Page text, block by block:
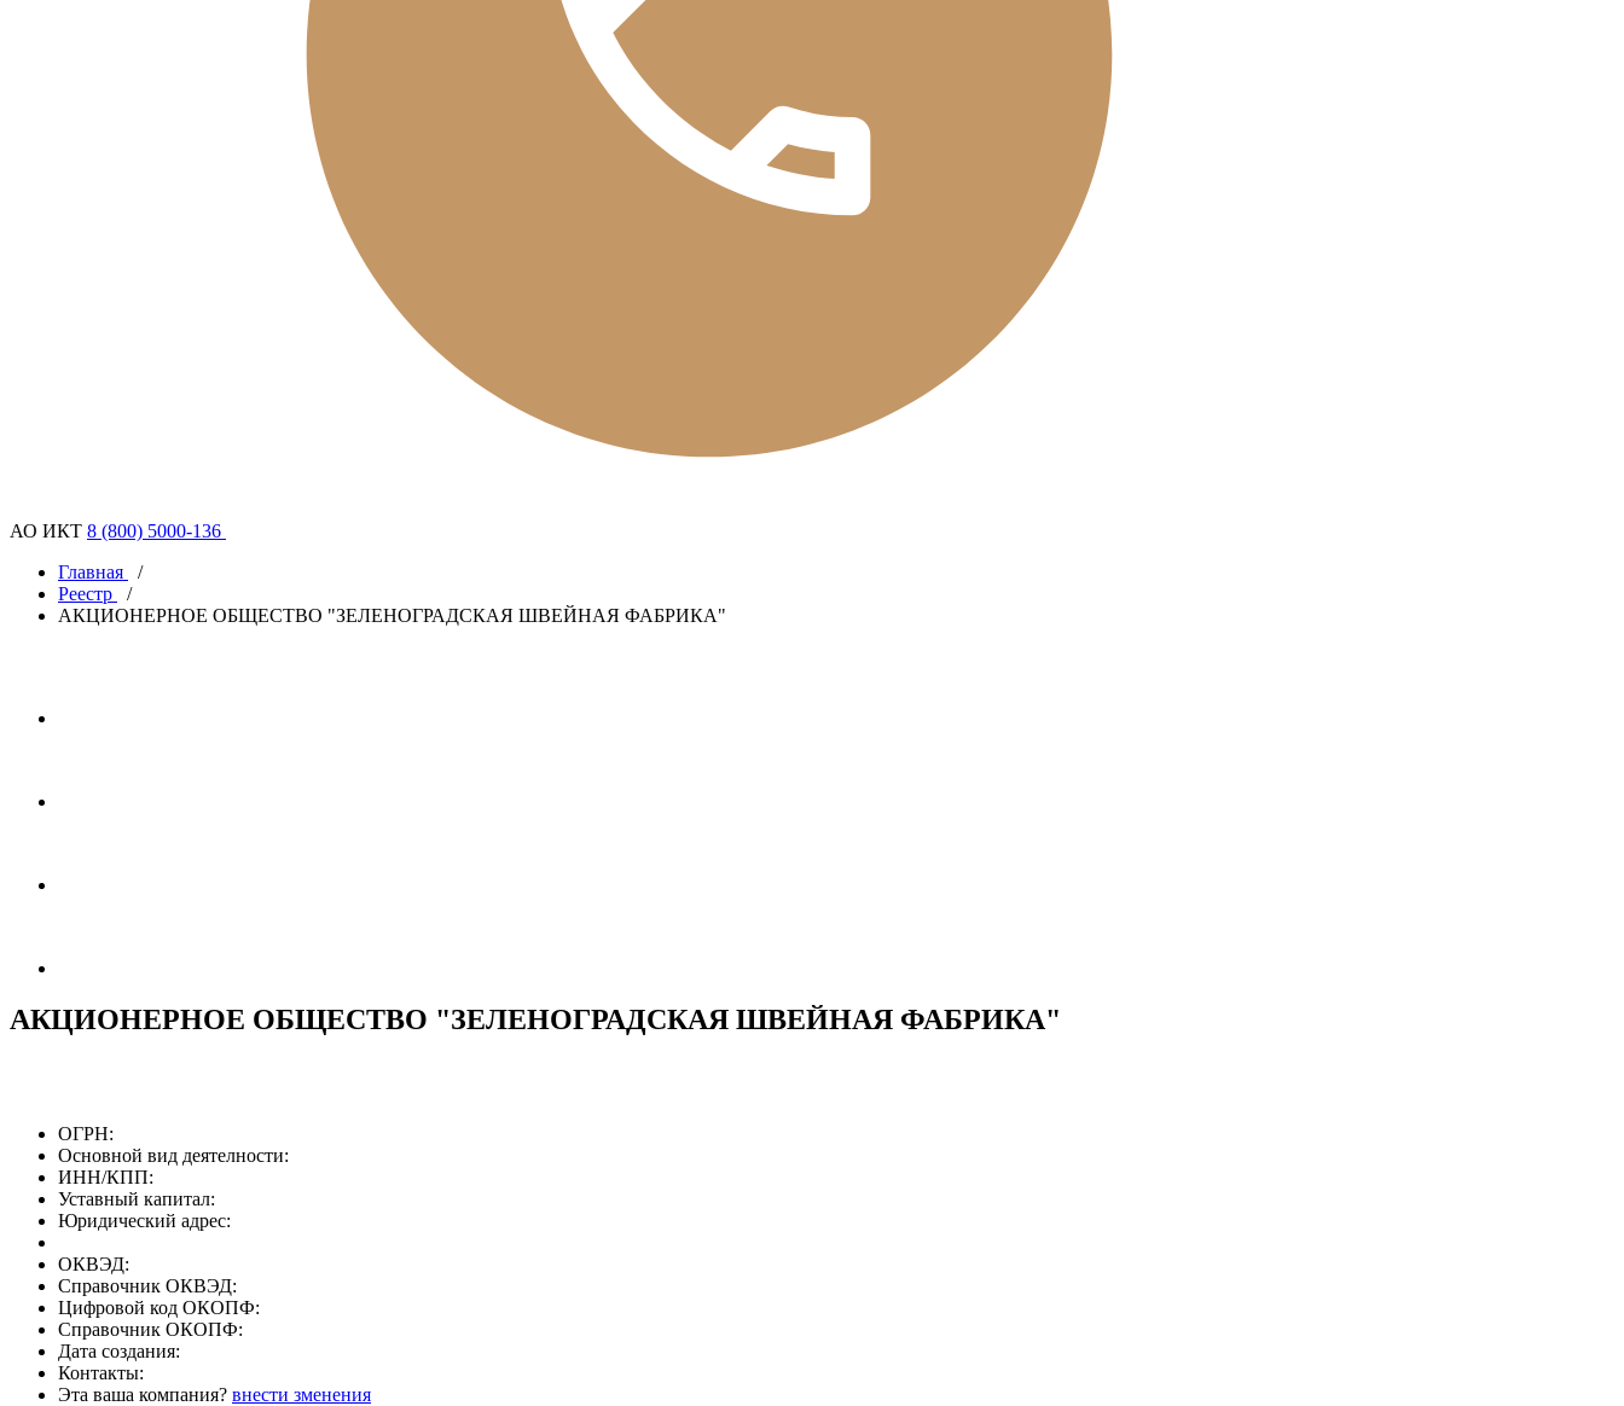
АО ИКТ 8 (800) 5000-136
Главная
/
Реестр
/
АКЦИОНЕРНОЕ ОБЩЕСТВО "ЗЕЛЕНОГРАДСКАЯ ШВЕЙНАЯ ФАБРИКА"
АКЦИОНЕРНОЕ ОБЩЕСТВО "ЗЕЛЕНОГРАДСКАЯ ШВЕЙНАЯ ФАБРИКА"
ОГРН:
Основной вид деятелности:
ИНН/КПП:
Уставный капитал:
Юридический адрес:
ОКВЭД:
Справочник ОКВЭД:
Цифровой код ОКОПФ:
Справочник ОКОПФ:
Дата создания:
Контакты:
Эта ваша компания? внести зменения